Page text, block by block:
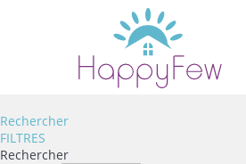
Rechercher
FILTRES
Rechercher